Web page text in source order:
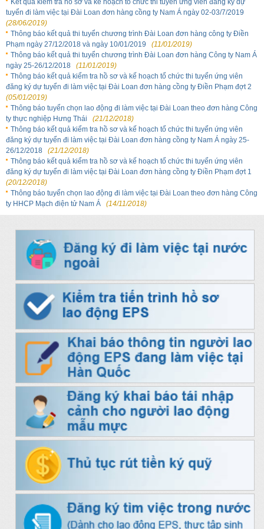
Kết quả kiểm tra hồ sơ và kế hoạch tổ chức thi tuyển ứng viên đăng ký dự
tuyển đi làm việc tại Đài Loan đơn hàng cồng ty Nam Á ngày 02-03/7/2019
(28/06/2019)
Thông báo kết quả thi tuyển chương trình Đài Loan đơn hàng công ty Điền
Phạm ngày 27/12/2018 và ngày 10/01/2019
(11/01/2019)
Thông báo kết quả thi tuyển chương trình Đài Loan đơn hàng Công ty Nam Á
ngày 25-26/12/2018
(11/01/2019)
Thông báo kết quả kiểm tra hồ sơ và kế hoạch tổ chức thi tuyển ứng viên
đăng ký dự tuyển đi làm việc tại Đài Loan đơn hàng cồng ty Điền Phạm đợt 2
(05/01/2019)
Thông báo tuyển chọn lao động đi làm việc tại Đài Loan theo đơn hàng Công
ty thực nghiệp Hưng Thái
(21/12/2018)
Thông báo kết quả kiểm tra hồ sơ và kế hoạch tổ chức thi tuyển ứng viên
đăng ký dự tuyển đi làm việc tại Đài Loan đơn hàng cồng ty Nam Á ngày 25-
26/12/2018
(21/12/2018)
Thông báo kết quả kiểm tra hồ sơ và kế hoạch tổ chức thi tuyển ứng viên
đăng ký dự tuyển đi làm việc tại Đài Loan đơn hàng cồng ty Điền Phạm đợt 1
(20/12/2018)
Thông báo tuyển chọn lao động đi làm việc tại Đài Loan theo đơn hàng Công
ty HHCP Mạch điện tử Nam Á
(14/11/2018)